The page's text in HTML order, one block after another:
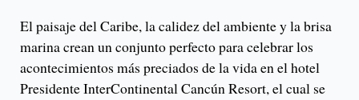
El paisaje del Caribe, la calidez del ambiente y la brisa
marina crean un conjunto perfecto para celebrar los
acontecimientos más preciados de la vida en el hotel
Presidente InterContinental Cancún Resort, el cual se